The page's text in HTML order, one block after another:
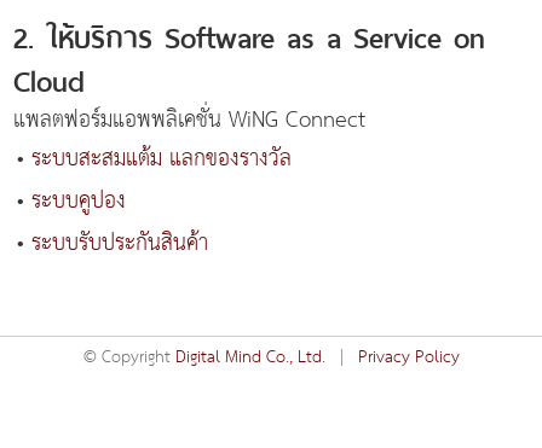
2. ให้บริการ Software as a Service on
Cloud
แพลตฟอร์มแอพพลิเคชั่น WiNG Connect
•ระบบสะสมแต้ม แลกของรางวัล
•ระบบคูปอง
•ระบบรับประกันสินค้า
© CopyrightDigital Mind Co., Ltd.| Privacy Policy